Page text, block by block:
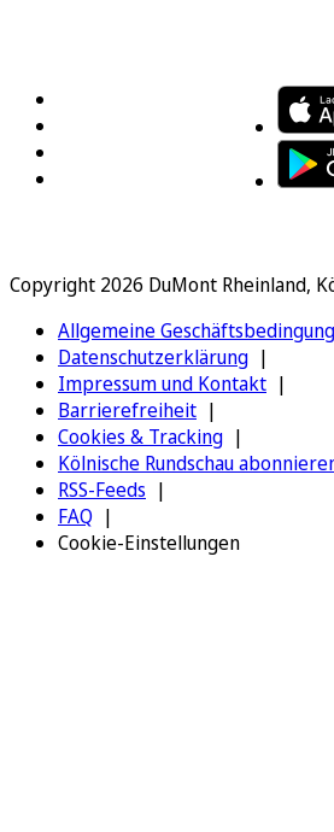
Copyright 2026 DuMont Rheinland,
Allgemeine
Datenschutzerklärung
Impressum und Kontakt
Barrierefreiheit
Cookies & Tracking
Kölnische Rundschau
RSS-Feeds
FAQ
Cookie-Einstellungen